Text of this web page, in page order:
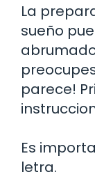
La
sueño
parece!
Es
letra.